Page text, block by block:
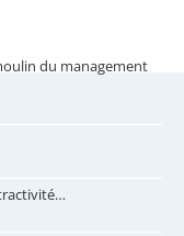
du management